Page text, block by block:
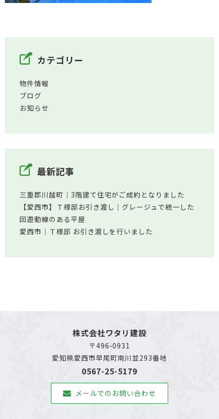
カテゴリー
物件情報
ブログ
お知らせ
最新記事
三重郡川越町│3階建て住宅がご成約となりました
【愛西市】Ｔ様邸お引き渡し｜グレージュで統一した
回遊動線のある平屋
愛西市│Ｔ様邸 お引き渡しを行いました
株式会社ワタリ建設
〒496-0931
愛知県愛西市早尾町南川並293番地
0567-25-5179
メールでのお問い合わせ